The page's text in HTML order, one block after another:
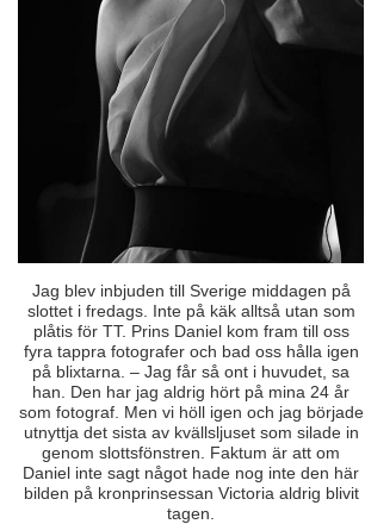
Jag blev inbjuden till Sverige middagen på
slottet i fredags. Inte på käk alltså utan som
plåtis för TT. Prins Daniel kom fram till oss
fyra tappra fotografer och bad oss hålla igen
på blixtarna. – Jag får så ont i huvudet, sa
han. Den har jag aldrig hört på mina 24 år
som fotograf. Men vi höll igen och jag började
utnyttja det sista av kvällsljuset som silade in
genom slottsfönstren. Faktum är att om
Daniel inte sagt något hade nog inte den här
bilden på kronprinsessan Victoria aldrig blivit
tagen.